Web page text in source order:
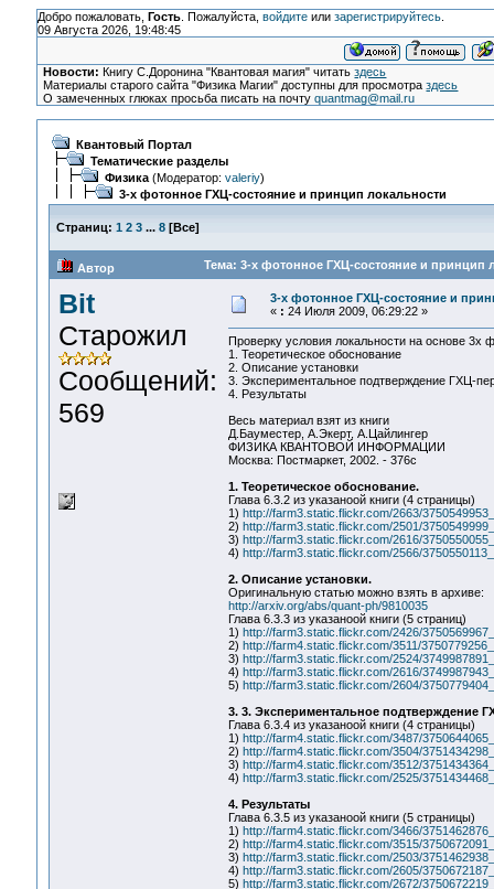
Добро пожаловать, Гость. Пожалуйста, войдитеили зарегистрируйтесь.
09 Августа 2026, 19:48:45
Новости: Книгу С.Доронина "Квантовая магия" читатьздесь
Материалы старого сайта "Физика Магии" доступны для просмотраздесь
О замеченных глюках просьба писать на почтуquantmag@mail.ru
Квантовый Портал
Тематические разделы
Физика(Модератор: valeriy)
3-x фотонное ГХЦ-состояние и принцип локальности
Страниц: 1 2 3 ... 8[Все]
Автор Тема: 3-x фотонное ГХЦ-состояние и принцип
Bit
Старожил
Сообщений:
569
3-x фотонное ГХЦ-состояние и
« : 24 Июля 2009, 06:29:22 »
Проверку условия локальности на основе 3х
1. Теоретическое обоснование
2. Описание установки
3. Экспериментальное подтверждение ГХЦ-
4. Результаты
Весь материал взят из книги
Д.Бауместер, А.Экерт, А.Цайлингер
ФИЗИКА КВАНТОВОЙ ИНФОРМАЦИИ
Москва: Постмаркет, 2002. - 376с
1. Теоретическое обоснование.
Глава 6.3.2 из указаноой книги (4 страницы)
1) http://farm3.static.flickr.com/2663/
2) http://farm3.static.flickr.com/2501/
3) http://farm3.static.flickr.com/2616/
4) http://farm3.static.flickr.com/2566/
2. Описание установки.
Оригинальную статью можно взять в архиве:
http://arxiv.org/abs/quant-ph/9810035
Глава 6.3.3 из указаноой книги (5 страниц)
1) http://farm3.static.flickr.com/2426/
2) http://farm4.static.flickr.com/3511/
3) http://farm3.static.flickr.com/2524/
4) http://farm3.static.flickr.com/2616/
5) http://farm3.static.flickr.com/2604/
3. 3. Экспериментальное подтверждение
Глава 6.3.4 из указаноой книги (4 страницы)
1) http://farm4.static.flickr.com/3487/
2) http://farm4.static.flickr.com/3504/
3) http://farm4.static.flickr.com/3512/
4) http://farm3.static.flickr.com/2525/
4. Результаты
Глава 6.3.5 из указаноой книги (5 страницы)
1) http://farm4.static.flickr.com/3466/
2) http://farm4.static.flickr.com/3515/
3) http://farm3.static.flickr.com/2503/
4) http://farm3.static.flickr.com/2605/
5) http://farm3.static.flickr.com/2672/